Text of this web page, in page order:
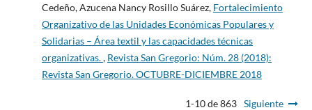
Cedeño, Azucena Nancy Rosillo Suárez, Fortalecimiento
Organizativo de las Unidades Económicas Populares y
Solidarias – Área textil y las capacidades técnicas
organizativas., Revista San Gregorio: Núm. 28 (2018):
Revista San Gregorio. OCTUBRE-DICIEMBRE 2018
1-10 de 863 Siguiente